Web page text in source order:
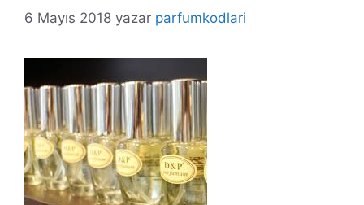
6 Mayıs 2018 yazar parfumkodlari